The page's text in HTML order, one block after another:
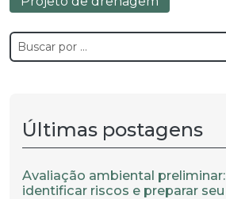
Últimas postagens
Avaliação ambiental
identificar riscos e preparar